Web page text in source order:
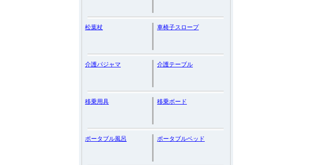
松葉杖 車椅子スロープ
介護パジャマ 介護テーブル
移乗用具 移乗ボード
ポータブル風呂 ポータブルベッド